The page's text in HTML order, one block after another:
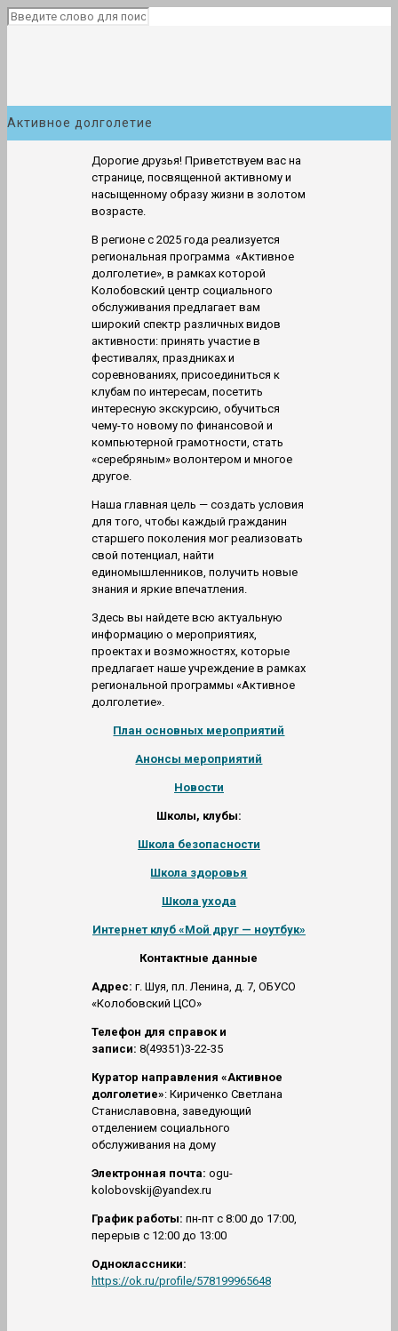
Активное долголетие
Дорогие друзья! Приветствуем вас на
странице, посвященной активному и
насыщенному образу жизни в золотом
возрасте.
В регионе с 2025 года реализуется
региональная программа «Активное
долголетие», в рамках которой
Колобовский центр социального
обслуживания предлагает вам
широкий спектр различных видов
активности: принять участие в
фестивалях, праздниках и
соревнованиях, присоединиться к
клубам по интересам, посетить
интересную экскурсию, обучиться
чему-то новому по финансовой и
компьютерной грамотности, стать
«серебряным» волонтером и многое
другое.
Наша главная цель — создать условия
для того, чтобы каждый гражданин
старшего поколения мог реализовать
свой потенциал, найти
единомышленников, получить новые
знания и яркие впечатления.
Здесь вы найдете всю актуальную
информацию о мероприятиях,
проектах и возможностях, которые
предлагает наше учреждение в рамках
региональной программы «Активное
долголетие».
План основных мероприятий
Анонсы мероприятий
Новости
Школы, клубы:
Школа безопасности
Школа здоровья
Школа ухода
Интернет клуб «Мой друг — ноутбук»
Контактные данные
Адрес: г. Шуя, пл. Ленина, д. 7, ОБУСО
«Колобовский ЦСО»
Телефон для справок и
записи: 8(49351)3-22-35
Куратор направления «Активное
долголетие»: Кириченко Светлана
Станиславовна, заведующий
отделением социального
обслуживания на дому
Электронная почта: ogu-
kolobovskij@yandex.ru
График работы: пн-пт с 8:00 до 17:00,
перерыв с 12:00 до 13:00
Одноклассники:
https://ok.ru/profile/578199965648